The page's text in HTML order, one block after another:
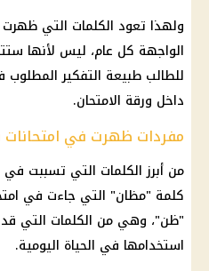
ولهذا تعود الكلمات التي
الواجهة كل عام، ليس لأنها
للطالب طبيعة التفكير
داخل ورقة الامتحان.
مفردات ظهرت في امتحانات
من أبرز الكلمات التي تسببت في
"ظن"، وهي من الكلمات التي
استخدامها في الحياة اليومية.